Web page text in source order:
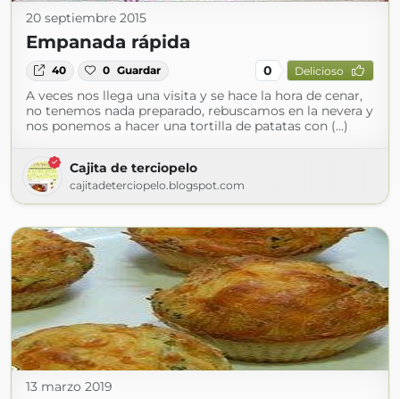
20 septiembre 2015
Empanada rápida
40 0 Guardar 0 Delicioso
A veces nos llega una visita y se hace la hora de cenar,
no tenemos nada preparado, rebuscamos en la nevera y
nos ponemos a hacer una tortilla de patatas con (...)
Cajita de terciopelo
cajitadeterciopelo.blogspot.com
13 marzo 2019